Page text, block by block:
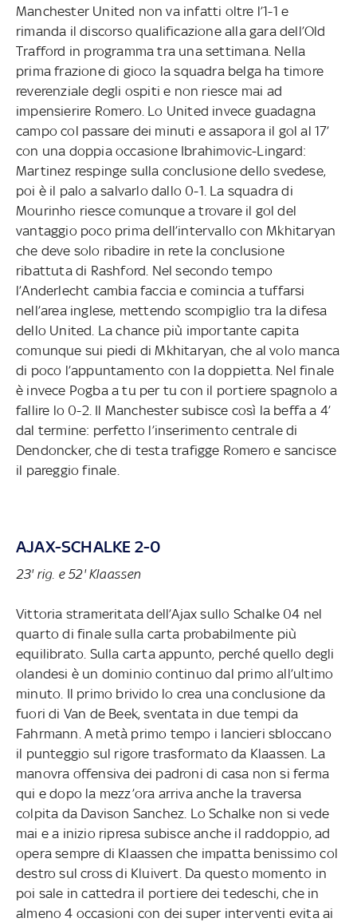
Manchester United non va infatti oltre l’1-1 e
rimanda il discorso qualificazione alla gara dell’Old
Trafford in programma tra una settimana. Nella
prima frazione di gioco la squadra belga ha timore
reverenziale degli ospiti e non riesce mai ad
impensierire Romero. Lo United invece guadagna
campo col passare dei minuti e assapora il gol al 17’
con una doppia occasione Ibrahimovic-Lingard:
Martinez respinge sulla conclusione dello svedese,
poi è il palo a salvarlo dallo 0-1. La squadra di
Mourinho riesce comunque a trovare il gol del
vantaggio poco prima dell’intervallo con Mkhitaryan
che deve solo ribadire in rete la conclusione
ribattuta di Rashford. Nel secondo tempo
l’Anderlecht cambia faccia e comincia a tuffarsi
nell’area inglese, mettendo scompiglio tra la difesa
dello United. La chance più importante capita
comunque sui piedi di Mkhitaryan, che al volo manca
di poco l’appuntamento con la doppietta. Nel finale
è invece Pogba a tu per tu con il portiere spagnolo a
fallire lo 0-2. Il Manchester subisce così la beffa a 4’
dal termine: perfetto l’inserimento centrale di
Dendoncker, che di testa trafigge Romero e sancisce
il pareggio finale.
AJAX-SCHALKE 2-0
23' rig. e 52' Klaassen
Vittoria strameritata dell’Ajax sullo Schalke 04 nel
quarto di finale sulla carta probabilmente più
equilibrato. Sulla carta appunto, perché quello degli
olandesi è un dominio continuo dal primo all’ultimo
minuto. Il primo brivido lo crea una conclusione da
fuori di Van de Beek, sventata in due tempi da
Fahrmann. A metà primo tempo i lancieri sbloccano
il punteggio sul rigore trasformato da Klaassen. La
manovra offensiva dei padroni di casa non si ferma
qui e dopo la mezz’ora arriva anche la traversa
colpita da Davison Sanchez. Lo Schalke non si vede
mai e a inizio ripresa subisce anche il raddoppio, ad
opera sempre di Klaassen che impatta benissimo col
destro sul cross di Kluivert. Da questo momento in
poi sale in cattedra il portiere dei tedeschi, che in
almeno 4 occasioni con dei super interventi evita ai